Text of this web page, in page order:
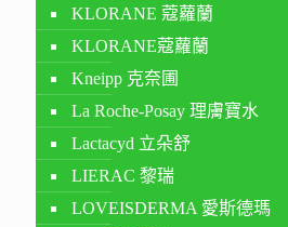
KLORANE 蔻蘿蘭
KLORANE蔻蘿蘭
Kneipp 克奈圃
La Roche-Posay 理膚寶水
Lactacyd 立朵舒
LIERAC 黎瑞
LOVEISDERMA 愛斯德瑪